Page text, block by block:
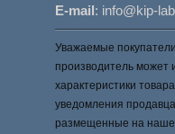
E-mail: info@kip-
Уважаемые
производитель может
характеристики
уведомления
размещенные на